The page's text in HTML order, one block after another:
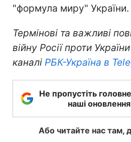
"формула миру" України.
Термінові та важливі
війну Росії проти
каналі РБК-Україна в
Не пропустіть
наші
Або читайте нас там,